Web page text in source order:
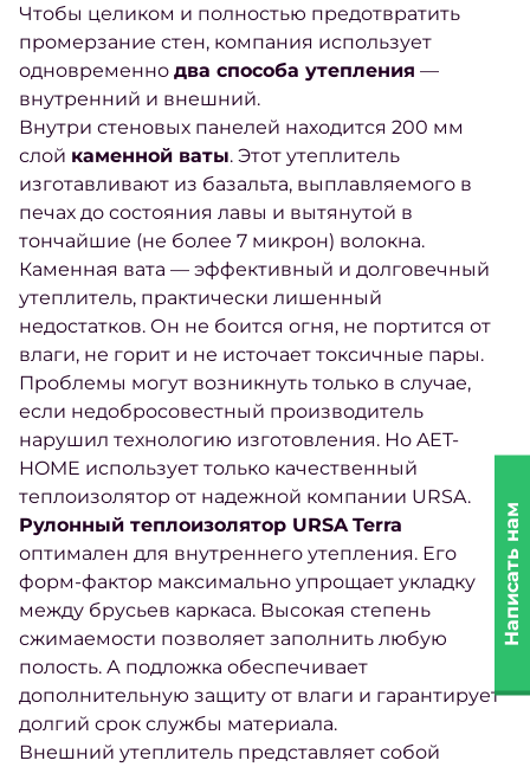
Чтобы целиком и полностью предотвратить
промерзание стен, компания использует
одновременно два способа утепления —
внутренний и внешний.
Внутри стеновых панелей находится 200 мм
слой каменной ваты. Этот утеплитель
изготавливают из базальта, выплавляемого в
печах до состояния лавы и вытянутой в
тончайшие (не более 7 микрон) волокна.
Каменная вата — эффективный и долговечный
утеплитель, практически лишенный
недостатков. Он не боится огня, не портится от
влаги, не горит и не источает токсичные пары.
Проблемы могут возникнуть только в случае,
если недобросовестный производитель
нарушил технологию изготовления. Но AET-
HOME использует только качественный
теплоизолятор от надежной компании URSA.
Рулонный теплоизолятор URSA Terra
оптимален для внутреннего утепления. Его
форм-фактор максимально упрощает укладку
между брусьев каркаса. Высокая степень
сжимаемости позволяет заполнить любую
полость. А подложка обеспечивает
дополнительную защиту от влаги и гарантирует
долгий срок службы материала.
Внешний утеплитель представляет собой
Написать нам